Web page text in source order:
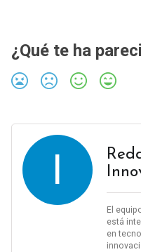
¿Qué te ha
I
El
está
en